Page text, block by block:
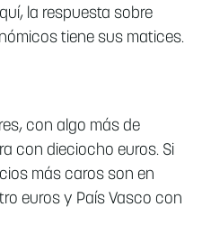
la respuesta sobre
tiene sus matices.
con algo más de
con dieciocho euros. Si
más caros son en
euros y País Vasco con